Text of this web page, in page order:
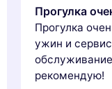
Прогулка
Прогулка
ужин и
рекомендую!